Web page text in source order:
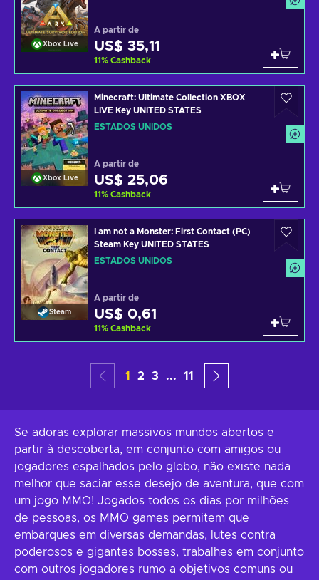
Xbox Live
A partir de
US$ 35,11
11% Cashback
Xbox Live
Minecraft: Ultimate Collection XBOX
LIVE Key UNITED STATES
ESTADOS UNIDOS
A partir de
US$ 25,06
11% Cashback
Steam
I am not a Monster: First Contact (PC)
Steam Key UNITED STATES
ESTADOS UNIDOS
A partir de
US$ 0,61
11% Cashback
1 2 3 ... 11
Se adoras explorar massivos mundos abertos e
partir à descoberta, em conjunto com amigos ou
jogadores espalhados pelo globo, não existe nada
melhor que saciar esse desejo de aventura, que com
um jogo MMO! Jogados todos os dias por milhões
de pessoas, os MMO games permitem que
embarques em diversas demandas, lutes contra
poderosos e gigantes bosses, trabalhes em conjunto
com outros jogadores rumo a objetivos comuns ou